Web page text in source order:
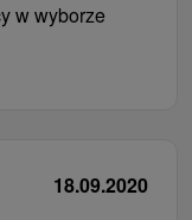
w wyborze
18.09.2020